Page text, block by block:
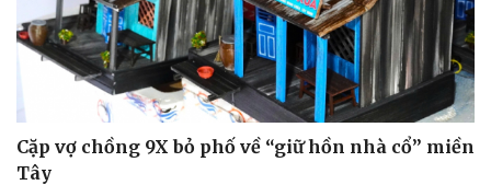
Cặp vợ chồng 9X bỏ phố về “giữ hồn nhà cổ” miền
Tây